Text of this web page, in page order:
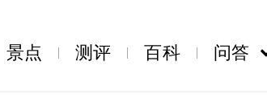
景点 测评 百科 问答